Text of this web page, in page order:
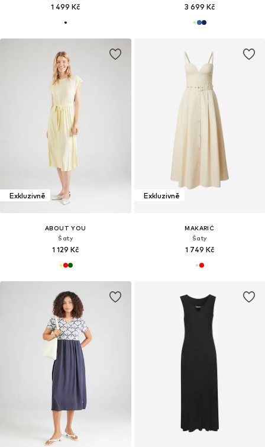
1 499 Kč 3 699 Kč
Exkluzivně
ABOUT YOU
Šaty
1 129 Kč
Exkluzivně
MAKARIĆ
Šaty
1 749 Kč